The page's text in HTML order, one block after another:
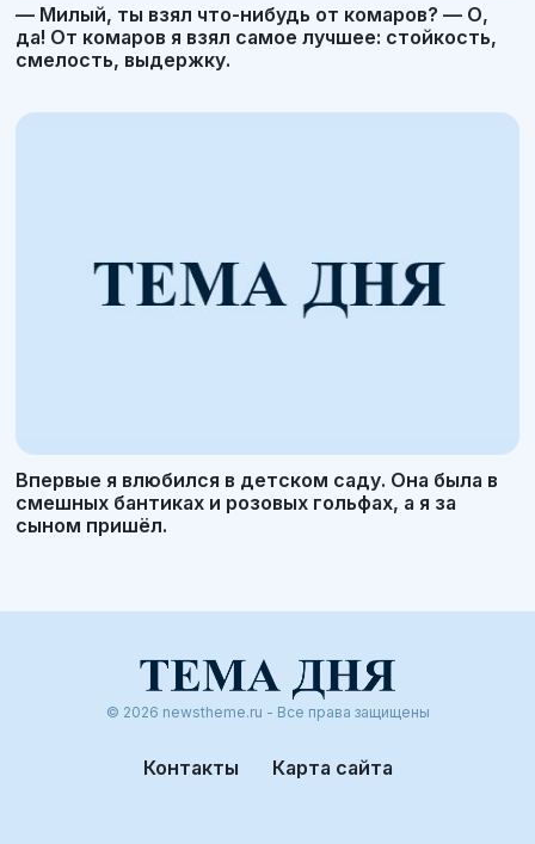
— Милый, ты взял что-нибудь от комаров? — О,
да! От комаров я взял самое лучшее: стойкость,
смелость, выдержку.
Впервые я влюбился в детском саду. Она была в
смешных бантиках и розовых гольфах, а я за
сыном пришёл.
© 2026 newstheme.ru - Все права защищены
Контакты Карта сайта